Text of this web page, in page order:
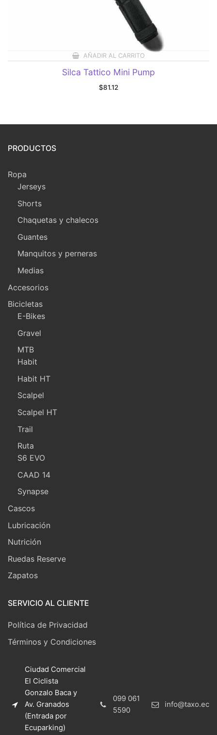
AÑADIR AL CARRITO
Silca Tattico Mini Pump
$81.12
PRODUCTOS
Ropa
Jerseys
Shorts
Chaquetas y chalecos
Guantes
Manquitos y perneras
Medias
Accesorios
Bicicletas
E-Bikes
Gravel
MTB
Habit
Habit HT
Scalpel
Scalpel HT
Trail
Ruta
S6 EVO
CAAD 14
Synapse
Cascos
Lubricación
Nutrición
Ruedas Reserve
Zapatos
SERVICIO AL CLIENTE
Política de Privacidad
Términos y Condiciones
Ciudad Comercial
El Ciclista
Gonzalo Baca y
Av. Granados
(Entrada por
Ecuparking)
099 061
5590
info@taxo.ec